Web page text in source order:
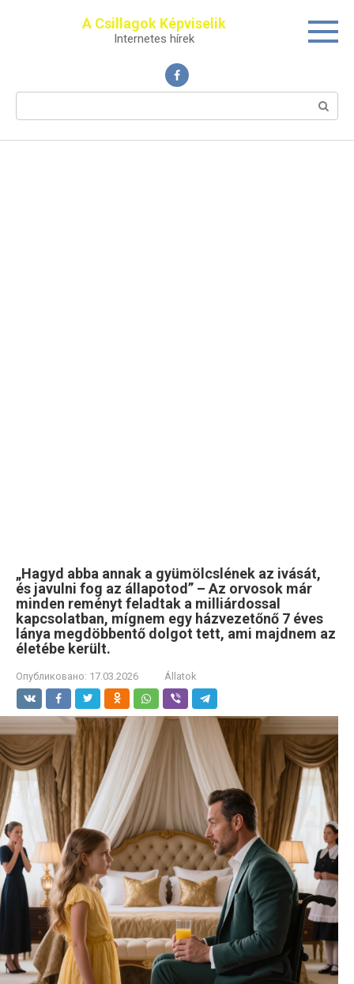
A Csillagok Képviselik
Internetes hírek
Поиск:
„Hagyd abba annak a gyümölcslének az ivását,
és javulni fog az állapotod” – Az orvosok már
minden reményt feladtak a milliárdossal
kapcsolatban, mígnem egy házvezetőnő 7 éves
lánya megdöbbentő dolgot tett, ami majdnem az
életébe került.
Опубликовано: 17.03.2026 Állatok